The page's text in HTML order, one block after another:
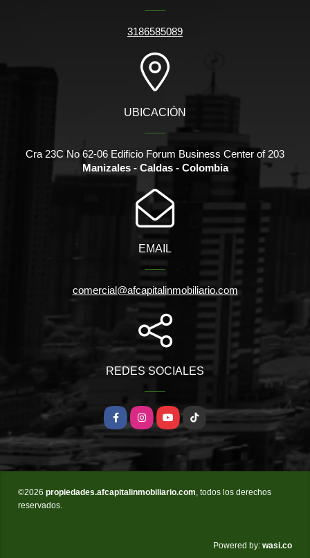
3186585089
UBICACIÓN
Cra 23C No 62-06 Edificio Forum Business Center of 203
Manizales - Caldas - Colombia
EMAIL
comercial@afcapitalinmobiliario.com
REDES SOCIALES
FacebookInstagramYouTubeTikTok
©2026 propiedades.afcapitalinmobiliario.com, todos los derechos
reservados.
Powered by: wasi.co